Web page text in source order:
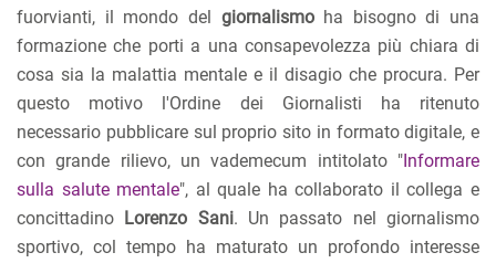
fuorvianti, il mondo del giornalismoha bisogno di una
formazione che porti a una consapevolezza più chiara di
cosa sia la malattia mentale e il disagio che procura. Per
questo motivo l'Ordine dei Giornalisti ha ritenuto
necessario pubblicare sul proprio sito in formato digitale, e
con grande rilievo, un vademecum intitolato "Informare
sulla salute mentale", al quale ha collaborato il collega e
concittadino Lorenzo Sani. Un passato nel giornalismo
sportivo, col tempo ha maturato un profondo interesse